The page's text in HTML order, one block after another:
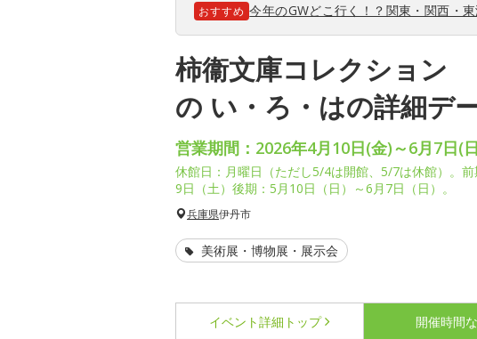
おすすめ 今年のGWどこ行く！？関東・関西・
柿衞文庫コレクション
の い・ろ・はの詳細デ
営業期間：2026年4月10日(金)～6月7日(
休館日：月曜日（ただし5/4は開館、5/7は休館）。
9日（土）後期：5月10日（日）～6月7日（日）。
兵庫県伊丹市
美術展・博物展・展示会
イベント詳細 トップ 開催時間